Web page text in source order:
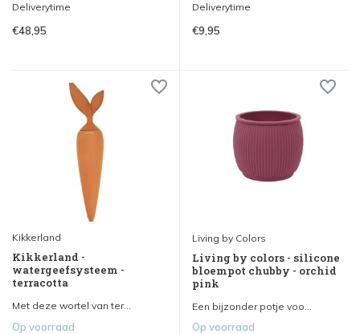
Deliverytime
€48,95
Deliverytime
€9,95
Kikkerland
Kikkerland -
watergeefsysteem -
terracotta
Met deze wortel van ter...
Op voorraad
Living by Colors
Living by colors - silicone
bloempot chubby - orchid
pink
Een bijzonder potje voo...
Op voorraad